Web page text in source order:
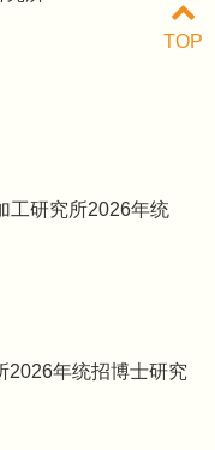
工研究所2026年统
2026年统招博士研究
TOP